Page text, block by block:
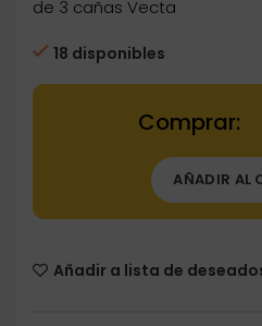
de 3 cañas Vecta
18 disponibles
Dartstore
AÑADIR AL
Añadir a lista de